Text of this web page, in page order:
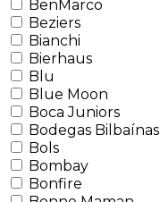
BenMarco
Beziers
Bianchi
Bierhaus
Blu
Blue Moon
Boca Juniors
Bodegas Bilbaínas
Bols
Bombay
Bonfire